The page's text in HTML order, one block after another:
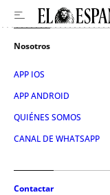
Nosotros
APP IOS
APP ANDROID
QUIÉNES SOMOS
CANAL DE WHATSAPP
Contactar